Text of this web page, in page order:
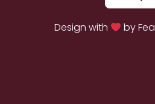
Design with by